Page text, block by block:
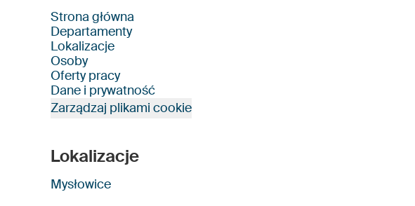
Strona główna
Departamenty
Lokalizacje
Osoby
Oferty pracy
Dane i prywatność
Zarządzaj plikami cookie
Lokalizacje
Mysłowice